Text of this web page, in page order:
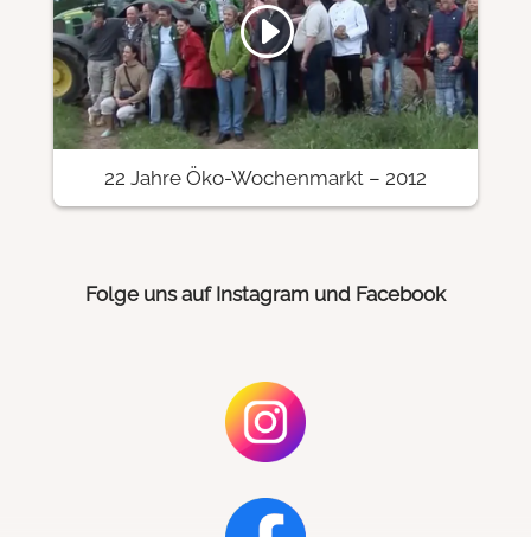
22 Jahre Öko-Wochenmarkt – 2012
Folge uns auf Instagram und Facebook